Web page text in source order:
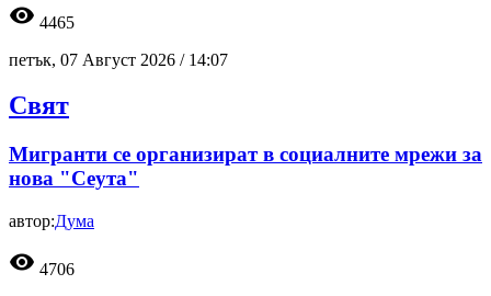
visibility 4465
петък, 07 Август 2026 / 14:07
Свят
Мигранти се организират в социалните мрежи за
нова "Сеута"
автор:Дума
visibility 4706